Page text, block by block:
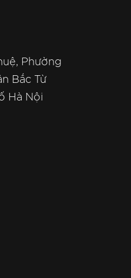
Phường
Bắc Từ
Hà Nội